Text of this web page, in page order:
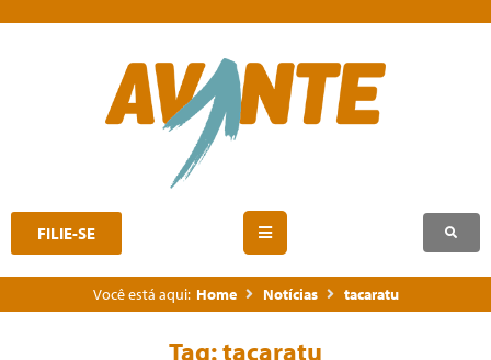
FILIE-SE
Você está aqui: Home Notícias tacaratu
Tag:tacaratu